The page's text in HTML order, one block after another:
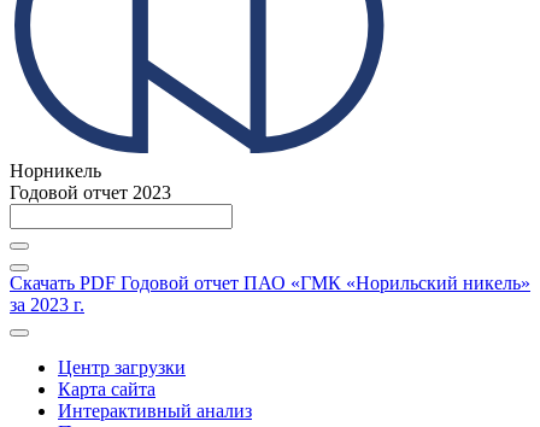
Норникель
Годовой отчет 2023
Скачать PDF Годовой отчет ПАО «ГМК «Норильский никель»
за 2023 г.
Центр загрузки
Карта сайта
Интерактивный анализ